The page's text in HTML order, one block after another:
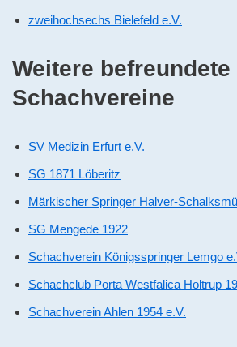
zweihochsechs Bielefeld e.V.
Weitere befreundete
Schachvereine
SV Medizin Erfurt e.V.
SG 1871 Löberitz
Märkischer Springer Halver-
SG Mengede 1922
Schachverein Königsspringer Lemgo
Schachclub Porta Westfalica Holtrup
Schachverein Ahlen 1954 e.V.